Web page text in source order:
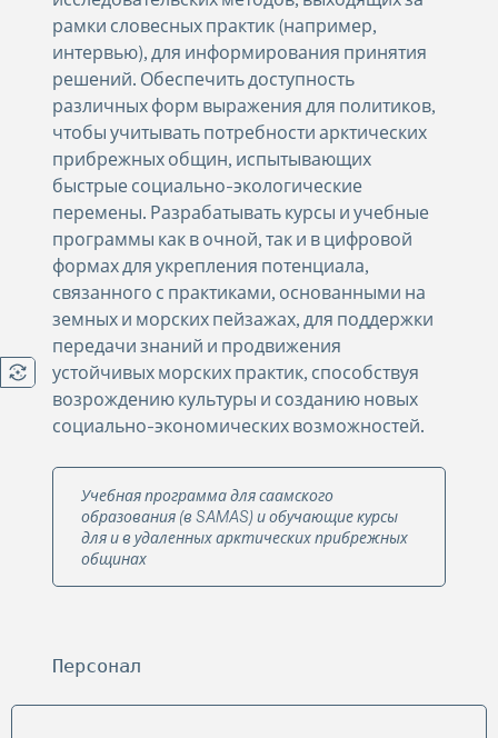
рамки словесных практик (например,
интервью), для информирования принятия
решений. Обеспечить доступность
различных форм выражения для политиков,
чтобы учитывать потребности арктических
прибрежных общин, испытывающих
быстрые социально-экологические
перемены. Разрабатывать курсы и учебные
программы как в очной, так и в цифровой
формах для укрепления потенциала,
связанного с практиками, основанными на
земных и морских пейзажах, для поддержки
передачи знаний и продвижения
устойчивых морских практик, способствуя
возрождению культуры и созданию новых
социально-экономических возможностей.
Учебная программа для саамского
образования (в SAMAS) и обучающие курсы
для и в удаленных арктических прибрежных
общинах
Персонал